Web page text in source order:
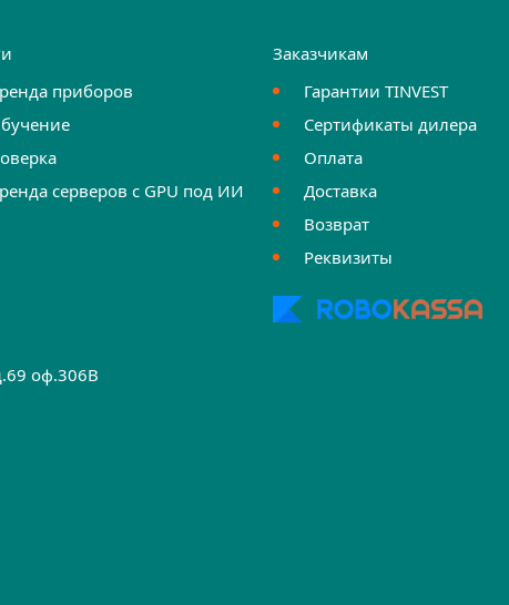
приборов
серверов с GPU под ИИ
Заказчикам
Гарантии TINVEST
Сертификаты дилера
Оплата
Доставка
Возврат
Реквизиты
оф.306B